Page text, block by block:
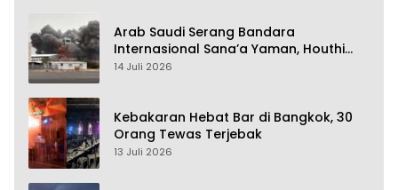
Arab Saudi Serang Bandara
Internasional Sana’a Yaman, Houthi
Siap Serang Balik
14 Juli 2026
Kebakaran Hebat Bar di Bangkok, 30
Orang Tewas Terjebak
13 Juli 2026